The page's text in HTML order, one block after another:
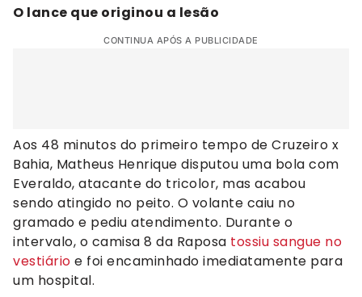
O lance que originou a lesão
CONTINUA APÓS A PUBLICIDADE
Aos 48 minutos do primeiro tempo de Cruzeiro x
Bahia, Matheus Henrique disputou uma bola com
Everaldo, atacante do tricolor, mas acabou
sendo atingido no peito. O volante caiu no
gramado e pediu atendimento. Durante o
intervalo, o camisa 8 da Raposa tossiu sangue no
vestiário e foi encaminhado imediatamente para
um hospital.